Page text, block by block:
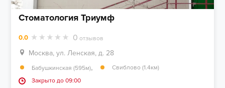
Стоматология Триумф
0.0 0 отзывов
Москва, ул. Ленская, д. 28
Бабушкинская (595м),
Свиблово (1.4км)
Закрыто до 09:00